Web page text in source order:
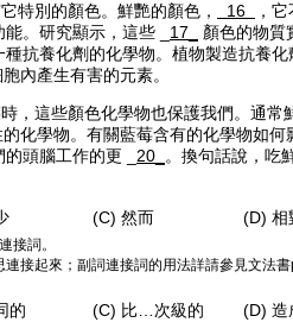
別的顏色。鮮艷的顏色， 16
，
。研究顯示，這些 _ 17_
顏色的物質
抗養化劑的化學物。植物製造抗養
內產生有害的元素。
這些顏色化學物也保護我們。通常
化學物。有關藍莓含有的化學物如何
頭腦工作的更 _ 20_
。換句話說，吃
(C) 然而 (D) 相
接詞。
接起來；副詞連接詞的用法詳請參見文法
的 (C) 比…次級的 (D)